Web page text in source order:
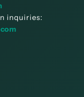
inquiries: